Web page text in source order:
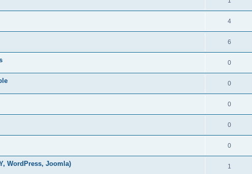
4
6
0
0
0
0
0
WordPress, Joomla) 1